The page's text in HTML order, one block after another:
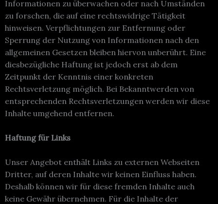
Informationen zu überwachen oder nach Umständen
zu forschen, die auf eine rechtswidrige Tätigkeit
hinweisen. Verpflichtungen zur Entfernung oder
Sperrung der Nutzung von Informationen nach den
allgemeinen Gesetzen bleiben hiervon unberührt. Eine
diesbezügliche Haftung ist jedoch erst ab dem
Zeitpunkt der Kenntnis einer konkreten
Rechtsverletzung möglich. Bei Bekanntwerden von
entsprechenden Rechtsverletzungen werden wir diese
Inhalte umgehend entfernen.
Haftung für Links
Unser Angebot enthält Links zu externen Webseiten
Dritter, auf deren Inhalte wir keinen Einfluss haben.
Deshalb können wir für diese fremden Inhalte auch
keine Gewähr übernehmen. Für die Inhalte der